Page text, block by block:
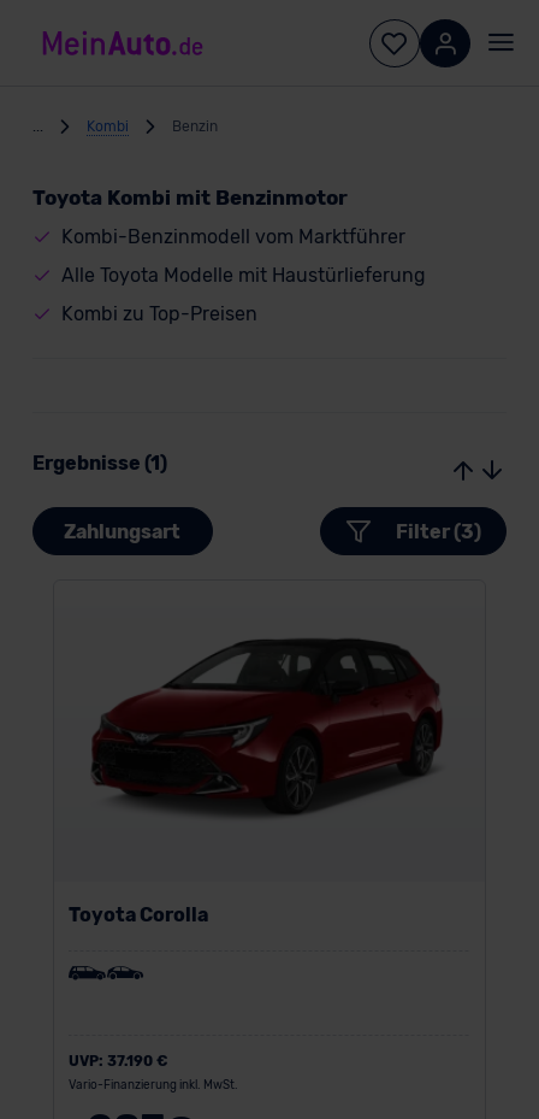
Kombi Benzin
Toyota Kombi mit Benzinmotor
Kombi-Benzinmodell vom Marktführer
Alle Toyota Modelle mit Haustürlieferung
Kombi zu Top-Preisen
Ergebnisse (1)
Zahlungsart Filter (3)
Toyota Corolla
UVP: 37.190 €
Vario-Finanzierung inkl. MwSt.